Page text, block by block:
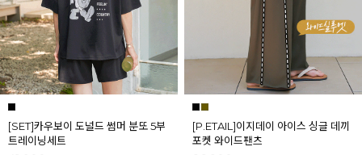
[SET]카우보이 도널드 썸머 분또 5부
트레이닝세트
[P.ETAIL]이지데이 아이스 싱글 데끼
포켓 와이드팬츠